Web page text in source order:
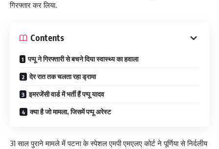
गिरफ्तार कर लिया.
Contents
पप्पू ने गिरफ्तारी से बचने दिया स्वास्थ्य का हवाला
देर रात तक चलता रहा ड्रामा
इमरजेंसी वार्ड में भर्ती हैं पप्पू यादव
क्या है जो मामला, जिसमें पप्पू अरेस्ट
31 साल पुराने मामले में पटना के स्पेशल एमपी एमएलए कोर्ट ने पूर्णिया से निर्दलीय